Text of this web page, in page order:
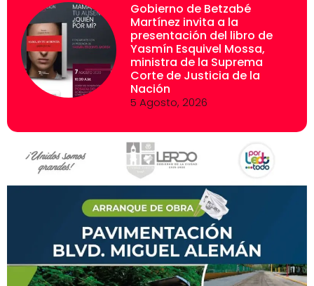
Gobierno de Betzabé
Martínez invita a la
presentación del libro de
Yasmín Esquivel Mossa,
ministra de la Suprema
Corte de Justicia de la
Nación
5 Agosto, 2026